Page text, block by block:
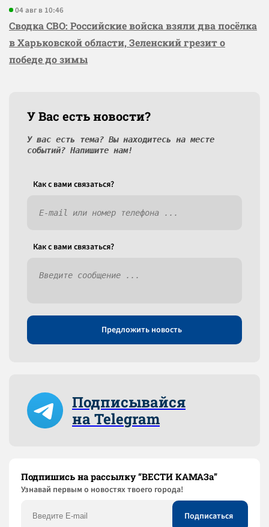
04 авг в 10:46
Сводка СВО: Российские войска взяли два посёлка
в Харьковской области, Зеленский грезит о
победе до зимы
У Вас есть новости?
У вас есть тема? Вы находитесь на месте
событий? Напишите нам!
Как c вами связаться?
Как c вами связаться?
Предложить новость
Подписывайся
на Telegram
Подпишись на рассылку “ВЕСТИ КАМАЗа”
Узнaвай первым о новостях твоего города!